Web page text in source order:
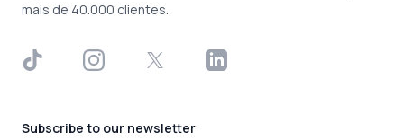
mais de 40.000 clientes.
TikTok InstagramX LinkedIn
Subscribe to our newsletter